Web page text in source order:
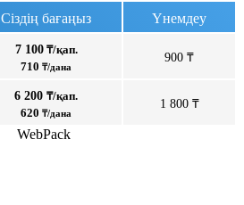
Сіздің бағаңыз Үнемдеу
7 100₸/қап.
710 ₸/дана
900 ₸
6 200 ₸/қап.
620 ₸/дана
1 800 ₸
WebPack